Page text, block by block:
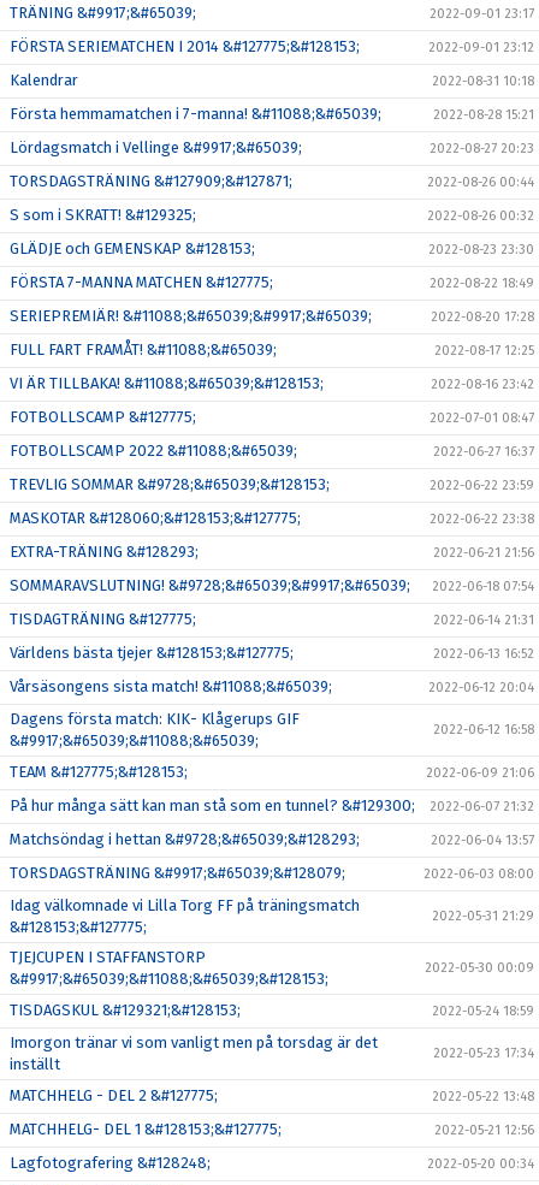
TRÄNING &#9917;&#65039; 2022-09-01 23:17
FÖRSTA SERIEMATCHEN I 2014 &#127775;&#128153; 2022-09-01 23:12
Kalendrar 2022-08-31 10:18
Första hemmamatchen i 7-manna! &#11088;&#65039; 2022-08-28 15:21
Lördagsmatch i Vellinge &#9917;&#65039; 2022-08-27 20:23
TORSDAGSTRÄNING &#127909;&#127871; 2022-08-26 00:44
S som i SKRATT! &#129325; 2022-08-26 00:32
GLÄDJE och GEMENSKAP &#128153; 2022-08-23 23:30
FÖRSTA 7-MANNA MATCHEN &#127775; 2022-08-22 18:49
SERIEPREMIÄR! &#11088;&#65039;&#9917;&#65039; 2022-08-20 17:28
FULL FART FRAMÅT! &#11088;&#65039; 2022-08-17 12:25
VI ÄR TILLBAKA! &#11088;&#65039;&#128153; 2022-08-16 23:42
FOTBOLLSCAMP &#127775; 2022-07-01 08:47
FOTBOLLSCAMP 2022 &#11088;&#65039; 2022-06-27 16:37
TREVLIG SOMMAR &#9728;&#65039;&#128153; 2022-06-22 23:59
MASKOTAR &#128060;&#128153;&#127775; 2022-06-22 23:38
EXTRA-TRÄNING &#128293; 2022-06-21 21:56
SOMMARAVSLUTNING! &#9728;&#65039;&#9917;&#65039; 2022-06-18 07:54
TISDAGTRÄNING &#127775; 2022-06-14 21:31
Världens bästa tjejer &#128153;&#127775; 2022-06-13 16:52
Vårsäsongens sista match! &#11088;&#65039; 2022-06-12 20:04
Dagens första match: KIK- Klågerups GIF
&#9917;&#65039;&#11088;&#65039;
2022-06-12 16:58
TEAM &#127775;&#128153; 2022-06-09 21:06
På hur många sätt kan man stå som en tunnel? &#129300; 2022-06-07 21:32
Matchsöndag i hettan &#9728;&#65039;&#128293; 2022-06-04 13:57
TORSDAGSTRÄNING &#9917;&#65039;&#128079; 2022-06-03 08:00
Idag välkomnade vi Lilla Torg FF på träningsmatch
&#128153;&#127775;
2022-05-31 21:29
TJEJCUPEN I STAFFANSTORP
&#9917;&#65039;&#11088;&#65039;&#128153;
2022-05-30 00:09
TISDAGSKUL &#129321;&#128153; 2022-05-24 18:59
Imorgon tränar vi som vanligt men på torsdag är det
inställt
2022-05-23 17:34
MATCHHELG - DEL 2 &#127775; 2022-05-22 13:48
MATCHHELG- DEL 1 &#128153;&#127775; 2022-05-21 12:56
Lagfotografering &#128248; 2022-05-20 00:34